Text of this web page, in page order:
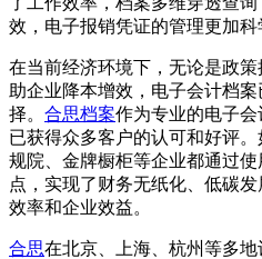
效，电子报销凭证的管理更加科
在当前经济环境下，无论是政
助企业降本增效，电子会计档
择。 合思档案作为专业的电子会
已获得众多客户的认可和好评
规院、金牌橱柜等企业都通过
点，实现了财务无纸化、低碳
效率和企业效益。
合思在北京、上海、杭州等多